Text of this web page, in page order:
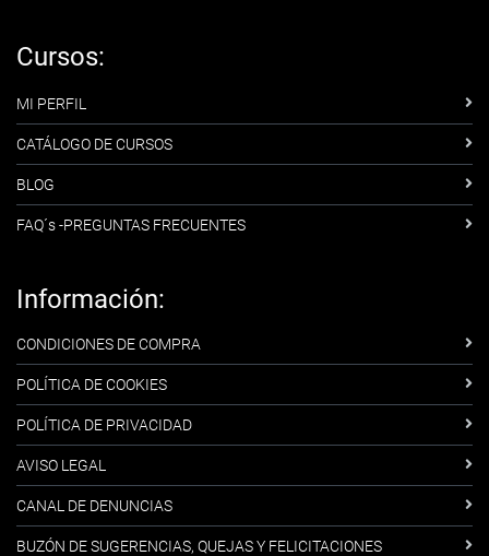
Cursos:
MI PERFIL
CATÁLOGO DE CURSOS
BLOG
FAQ´s -PREGUNTAS FRECUENTES
Información:
CONDICIONES DE COMPRA
POLÍTICA DE COOKIES
POLÍTICA DE PRIVACIDAD
AVISO LEGAL
CANAL DE DENUNCIAS
BUZÓN DE SUGERENCIAS, QUEJAS Y FELICITACIONES